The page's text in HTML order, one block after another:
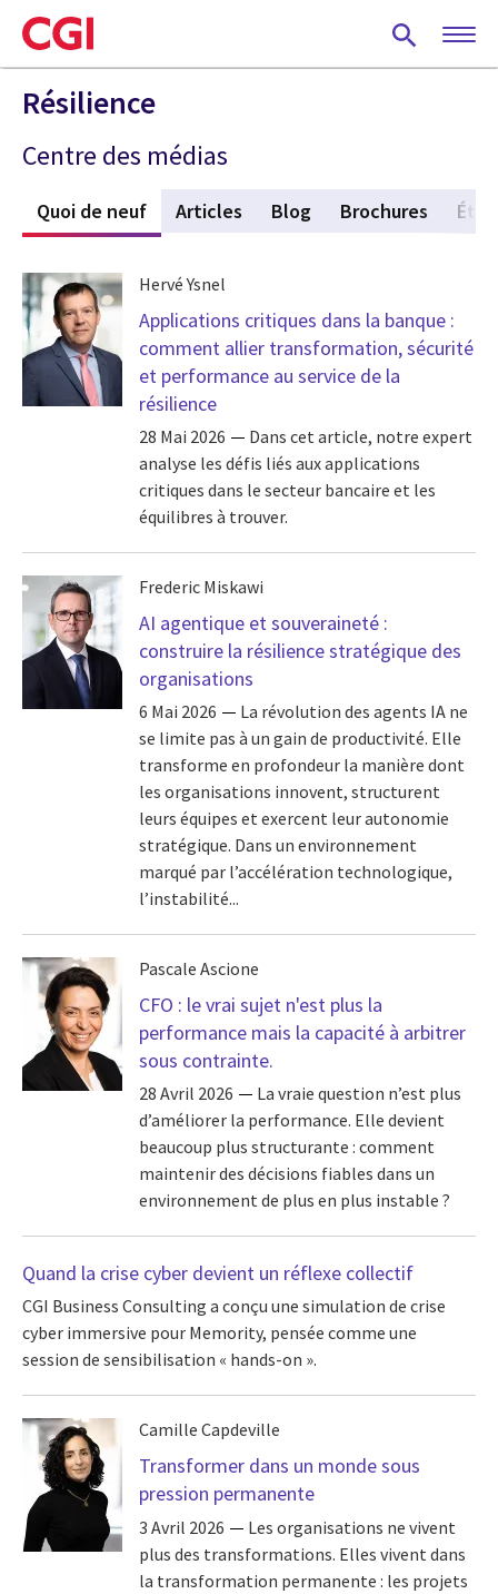
Skip
to
main
content
Résilience
Centre des médias
Quoi de neuf (active tab)
Articles Blog Brochures
Hervé Ysnel
Applications critiques dans la banque :
comment allier transformation, sécurité
et performance au service de la
résilience
28 Mai 2026
Dans cet article, notre expert
analyse les défis liés aux applications
critiques dans le secteur bancaire et les
équilibres à trouver.
Frederic Miskawi
AI agentique et souveraineté :
construire la résilience stratégique des
organisations
6 Mai 2026
La révolution des agents IA ne
se limite pas à un gain de productivité. Elle
transforme en profondeur la manière dont
les organisations innovent, structurent
leurs équipes et exercent leur autonomie
stratégique. Dans un environnement
marqué par l’accélération technologique,
l’instabilité...
Pascale Ascione
CFO : le vrai sujet n'est plus la
performance mais la capacité à arbitrer
sous contrainte.
28 Avril 2026
La vraie question n’est plus
d’améliorer la performance. Elle devient
beaucoup plus structurante : comment
maintenir des décisions fiables dans un
environnement de plus en plus instable ?
Quand la crise cyber devient un réflexe collectif
CGI Business Consulting a conçu une simulation de crise
cyber immersive pour Memority, pensée comme une
session de sensibilisation « hands-on ».
Camille Capdeville
Transformer dans un monde sous
pression permanente
3 Avril 2026
Les organisations ne vivent
plus des transformations. Elles vivent dans
la transformation permanente : les projets